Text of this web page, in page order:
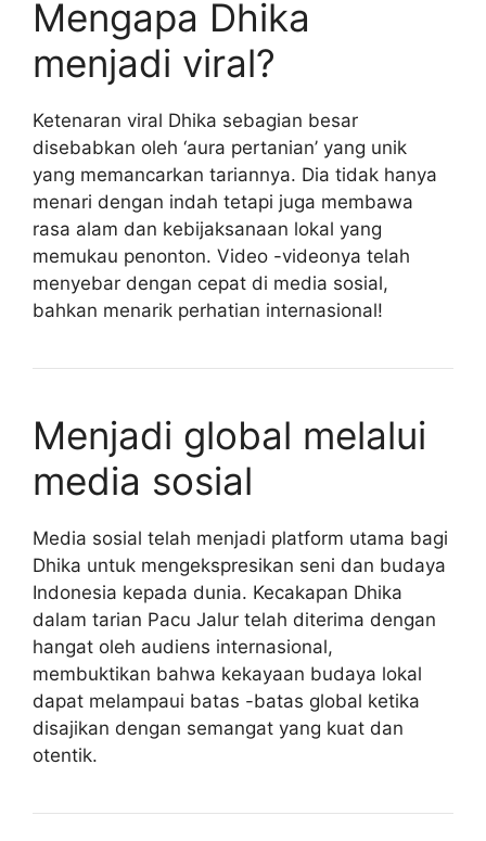
Mengapa Dhika
menjadi viral?
Ketenaran viral Dhika sebagian besar
disebabkan oleh ‘aura pertanian’ yang unik
yang memancarkan tariannya. Dia tidak hanya
menari dengan indah tetapi juga membawa
rasa alam dan kebijaksanaan lokal yang
memukau penonton. Video -videonya telah
menyebar dengan cepat di media sosial,
bahkan menarik perhatian internasional!
Menjadi global melalui
media sosial
Media sosial telah menjadi platform utama bagi
Dhika untuk mengekspresikan seni dan budaya
Indonesia kepada dunia. Kecakapan Dhika
dalam tarian Pacu Jalur telah diterima dengan
hangat oleh audiens internasional,
membuktikan bahwa kekayaan budaya lokal
dapat melampaui batas -batas global ketika
disajikan dengan semangat yang kuat dan
otentik.